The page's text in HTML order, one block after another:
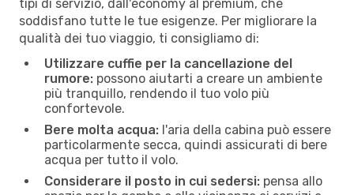
tipi di servizio, dall'economy al premium, che
soddisfano tutte le tue esigenze. Per migliorare la
qualità dei tuo viaggio, ti consigliamo di:
Utilizzare cuffie per la cancellazione del
rumore: possono aiutarti a creare un ambiente
più tranquillo, rendendo il tuo volo più
confortevole.
Bere molta acqua: l'aria della cabina può essere
particolarmente secca, quindi assicurati di bere
acqua per tutto il volo.
Considerare il posto in cui sedersi: pensa allo